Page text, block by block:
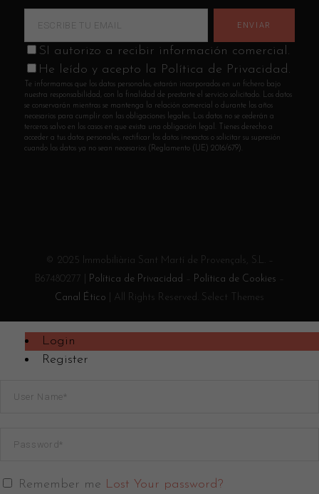
SI autorizo a recibir información comercial.
He leído y acepto la Política de Privacidad.
Te informamos que los datos personales, estarán incorporados en un fichero bajo
nuestra responsabilidad, con la finalidad de prestarte el servicio solicitado. Los datos
se conservarán mientras se mantenga la relación comercial o durante los años
necesarios para cumplir con las obligaciones legales. Los datos no se cederán a
terceros salvo en los casos en que exista una obligación legal. Tienes derecho a
acceder a tus datos personales, rectificar los datos inexactos o solicitar su supresión
cuando los datos ya no sean necesarios (Reglamento (UE) 2016/679).
© 2025 Immobiliària Sant Martí de Provençals, S.L. –
B67480277 |
Política de Privacidad Política de Cookies
Canal Ético | All Rights Reserved. Select Themes
Login
Register
Remember me Lost Your password?